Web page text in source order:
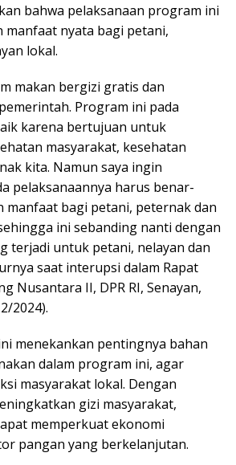
bahwa pelaksanaan program ini
manfaat nyata bagi petani,
lokal.
makan bergizi gratis dan
Program ini pada
karena bertujuan untuk
masyarakat, kesehatan
kita. Namun saya ingin
pelaksanaannya harus benar-
manfaat bagi petani, peternak dan
ini sebanding nanti dengan
terjadi untuk petani, nelayan dan
saat interupsi dalam Rapat
Nusantara II, DPR RI, Senayan,
2024).
menekankan pentingnya bahan
dalam program ini, agar
masyarakat lokal. Dengan
gizi masyarakat,
memperkuat ekonomi
pangan yang berkelanjutan.